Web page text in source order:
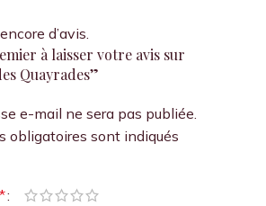
d’avis.
à laisser votre avis sur
Quayrades”
e-mail ne sera pas publiée.
obligatoires sont indiqués
*